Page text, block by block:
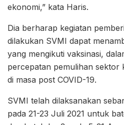
ekonomi,” kata Haris.
Dia berharap kegiatan
dilakukan SVMI dapat
yang mengikuti vaksinasi,
percepatan pemulihan sektor
di masa post COVID-19.
SVMI telah dilaksanakan
pada 21-23 Juli 2021 untuk